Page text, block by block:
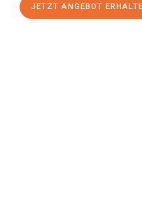
JETZT ANGEBOT